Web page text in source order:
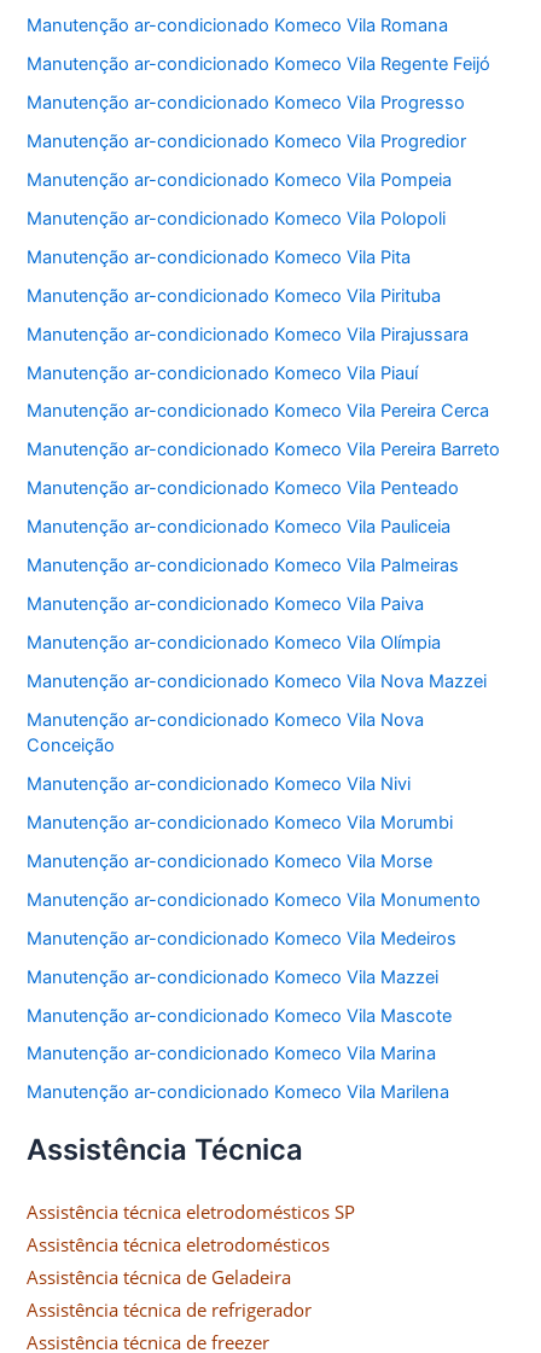
Manutenção ar-condicionado Komeco Vila Romana
Manutenção ar-condicionado Komeco Vila Regente Feijó
Manutenção ar-condicionado Komeco Vila Progresso
Manutenção ar-condicionado Komeco Vila Progredior
Manutenção ar-condicionado Komeco Vila Pompeia
Manutenção ar-condicionado Komeco Vila Polopoli
Manutenção ar-condicionado Komeco Vila Pita
Manutenção ar-condicionado Komeco Vila Pirituba
Manutenção ar-condicionado Komeco Vila Pirajussara
Manutenção ar-condicionado Komeco Vila Piauí
Manutenção ar-condicionado Komeco Vila Pereira Cerca
Manutenção ar-condicionado Komeco Vila Pereira Barreto
Manutenção ar-condicionado Komeco Vila Penteado
Manutenção ar-condicionado Komeco Vila Pauliceia
Manutenção ar-condicionado Komeco Vila Palmeiras
Manutenção ar-condicionado Komeco Vila Paiva
Manutenção ar-condicionado Komeco Vila Olímpia
Manutenção ar-condicionado Komeco Vila Nova Mazzei
Manutenção ar-condicionado Komeco Vila Nova
Conceição
Manutenção ar-condicionado Komeco Vila Nivi
Manutenção ar-condicionado Komeco Vila Morumbi
Manutenção ar-condicionado Komeco Vila Morse
Manutenção ar-condicionado Komeco Vila Monumento
Manutenção ar-condicionado Komeco Vila Medeiros
Manutenção ar-condicionado Komeco Vila Mazzei
Manutenção ar-condicionado Komeco Vila Mascote
Manutenção ar-condicionado Komeco Vila Marina
Manutenção ar-condicionado Komeco Vila Marilena
Assistência Técnica
Assistência técnica eletrodomésticos SP
Assistência técnica eletrodomésticos
Assistência técnica de Geladeira
Assistência técnica de refrigerador
Assistência técnica de freezer